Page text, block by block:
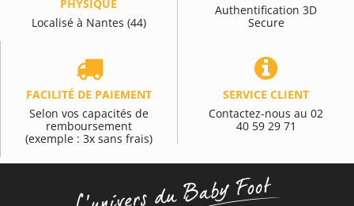
PHYSIQUE
Localisé à Nantes (44)
Authentification 3D
Secure
FACILITÉ DE PAIEMENT
Selon vos capacités de
remboursement
(exemple : 3x sans frais)
SERVICE CLIENT
Contactez-nous au 02
40 59 29 71